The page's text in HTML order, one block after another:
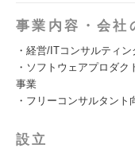
事業内容・会社
・経営/ITコンサルティン
・ソフトウェアプロダ
事業
・フリーコンサルタン
設立